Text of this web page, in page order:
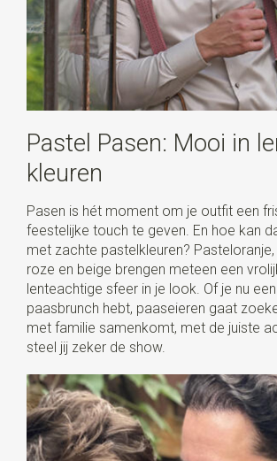
Pastel Pasen: Mooi in
kleuren
Pasen is hét moment om je outfit een
feestelijke touch te geven. En hoe kan
met zachte pastelkleuren? Pasteloranje,
roze en beige brengen meteen een
lenteachtige sfeer in je look. Of je nu
paasbrunch hebt, paaseieren gaat
met familie samenkomt, met de juiste
steel jij zeker de show.